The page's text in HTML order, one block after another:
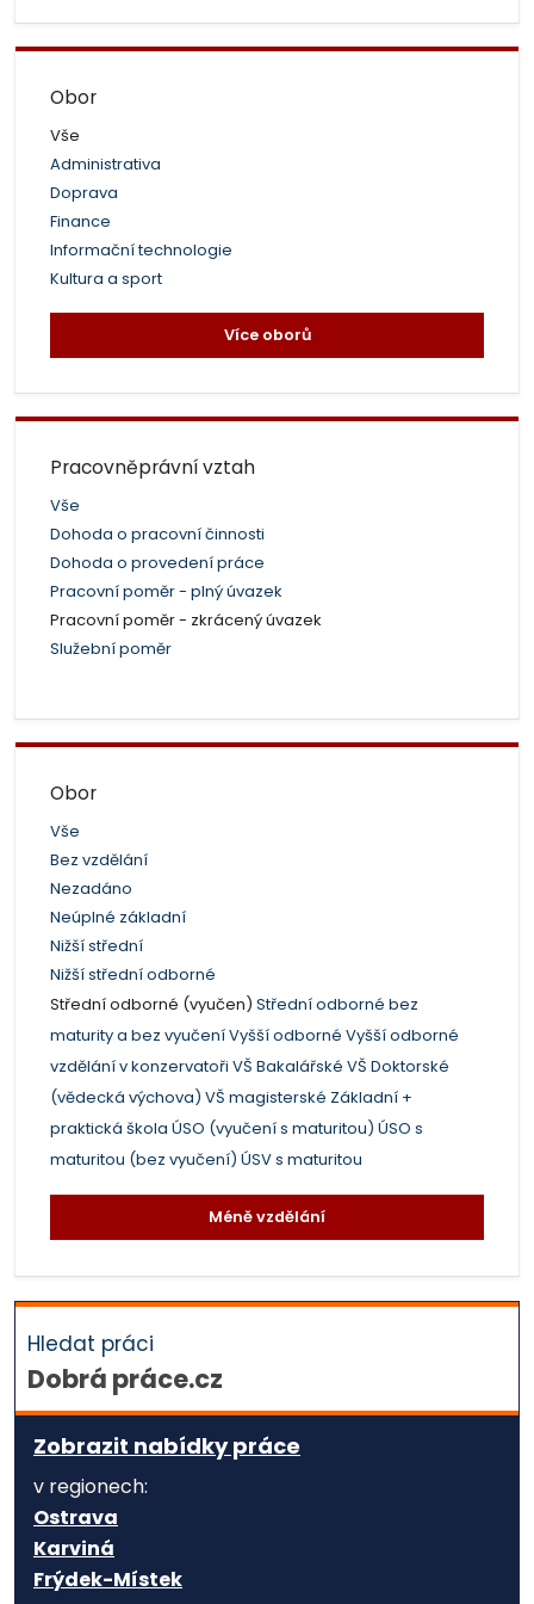
Obor
Vše
Administrativa
Doprava
Finance
Informační technologie
Kultura a sport
Více oborů
Pracovněprávní vztah
Vše
Dohoda o pracovní činnosti
Dohoda o provedení práce
Pracovní poměr - plný úvazek
Pracovní poměr - zkrácený úvazek
Služební poměr
Obor
Vše
Bez vzdělání
Nezadáno
Neúplné základní
Nižší střední
Nižší střední odborné
Střední odborné (vyučen) Střední odborné bez
maturity a bez vyučeníVyšší odborné Vyšší odborné
vzdělání v konzervatoři VŠ Bakalářské VŠ Doktorské
(vědecká výchova) VŠ magisterské Základní +
praktická škola ÚSO (vyučení s maturitou) ÚSO s
maturitou (bez vyučení) ÚSV s maturitou
Méně vzdělání
Hledat práci
Dobrá práce.cz
Zobrazit nabídky práce
v regionech:
Ostrava
Karviná
Frýdek-Místek